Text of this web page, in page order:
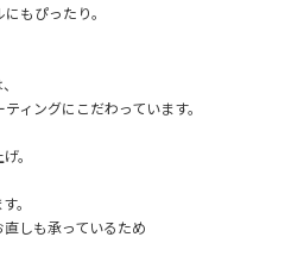
もぴったり。
ィングにこだわっています。
。
。
しも承っているため